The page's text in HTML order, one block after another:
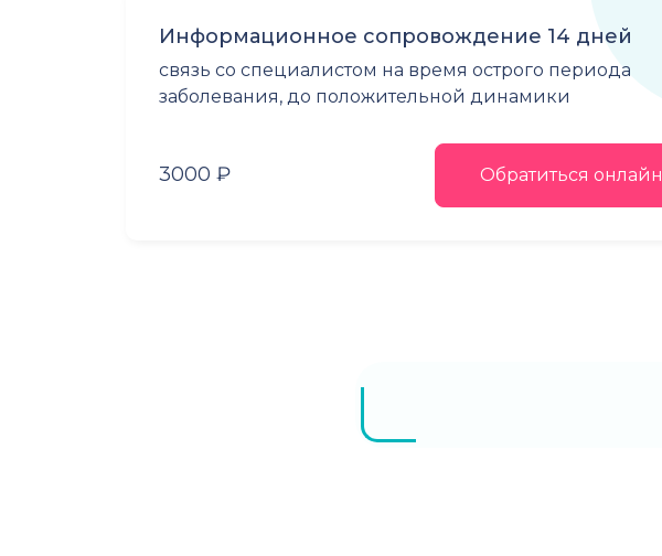
Информационное сопровождение 14 дней
связь со специалистом на время острого периода
заболевания, до положительной динамики
3000 ₽ Обратиться онлайн